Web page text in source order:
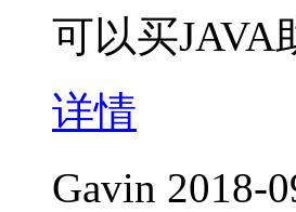
可以买JAVA
详情
Gavin 2018-